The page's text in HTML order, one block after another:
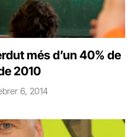
més d’un 40% de
2010
6, 2014